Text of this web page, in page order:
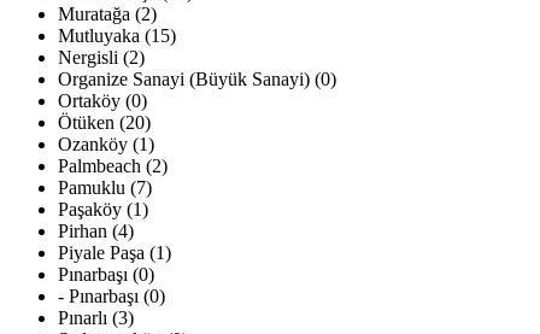
Muratağa (2)
Mutluyaka (15)
Nergisli (2)
Organize Sanayi (Büyük Sanayi) (0)
Ortaköy (0)
Ötüken (20)
Ozanköy (1)
Palmbeach (2)
Pamuklu (7)
Paşaköy (1)
Pirhan (4)
Piyale Paşa (1)
Pınarbaşı (0)
- Pınarbaşı (0)
Pınarlı (3)